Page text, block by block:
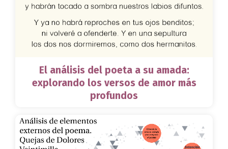
El análisis del poeta a su amada:
explorando los versos de amor más
profundos